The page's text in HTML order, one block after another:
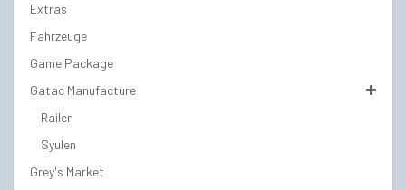
Extras
Fahrzeuge
Game Package
Gatac Manufacture
Railen
Syulen
Grey's Market